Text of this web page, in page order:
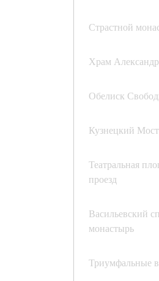
Страстной
Храм
Обелиск
Кузнецкий Мост
Театральная
проезд
Васильевский
монастырь
Триумфальные